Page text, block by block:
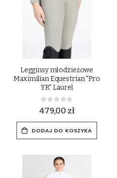
Legginsy młodzieżowe
Maximilian Equestrian "Pro
YR" Laurel
Rating:
0%
479,00 zł
DODAJ DO KOSZYKA